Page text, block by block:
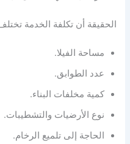
الحقيقة أن تكلفة الخدمة
مساحة الفيلا.
عدد الطوابق.
كمية مخلفات البناء.
نوع الأرضيات والتشطيبات.
الحاجة إلى تلميع الرخام.